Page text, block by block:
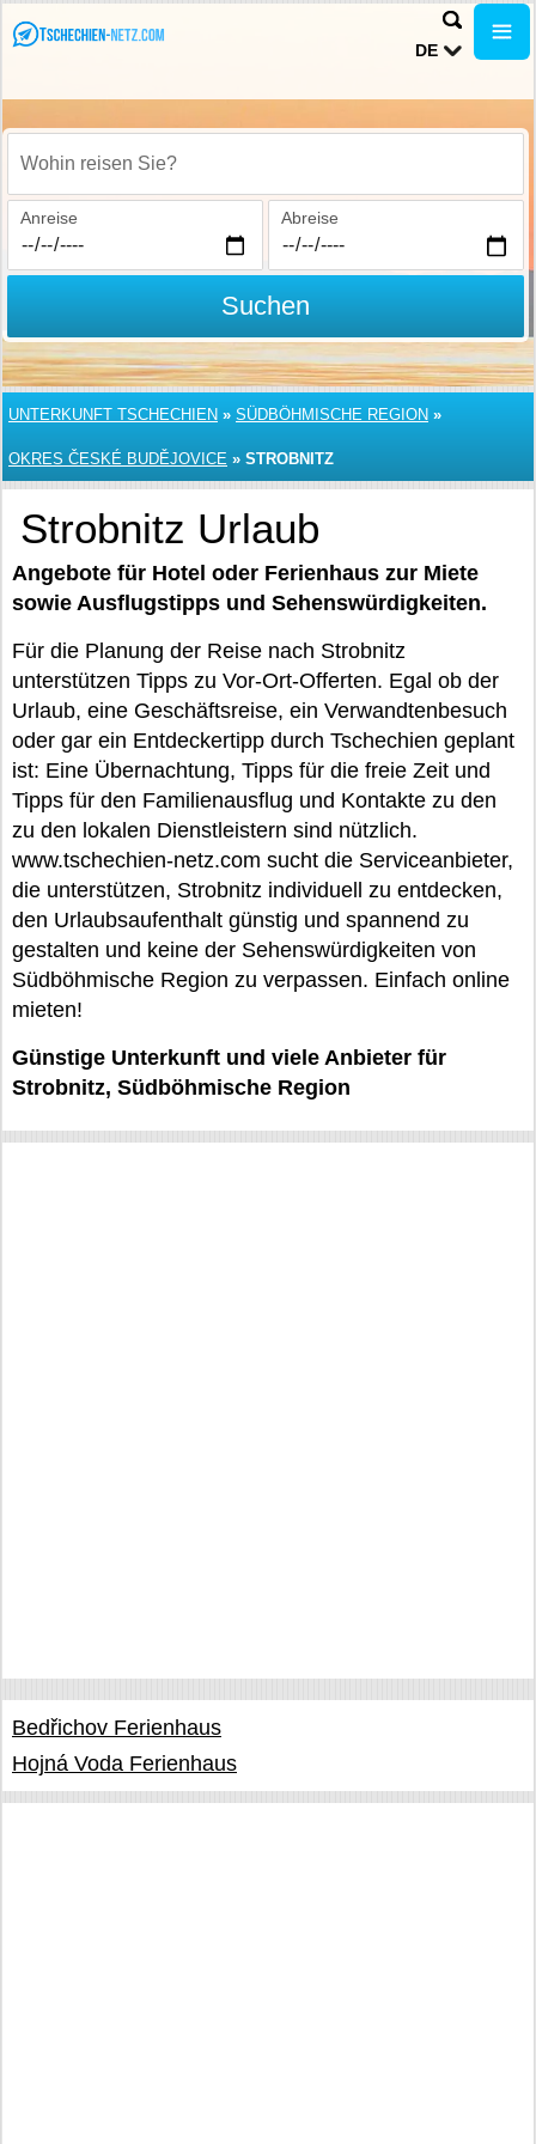
DE
Wohin reisen Sie?
Anreise Abreise
Suchen
UNTERKUNFT TSCHECHIEN » SÜDBÖHMISCHE REGION »
OKRES ČESKÉ BUDĚJOVICE » STROBNITZ
Strobnitz Urlaub
Angebote für Hotel oder Ferienhaus zur Miete
sowie Ausflugstipps und Sehenswürdigkeiten.
Für die Planung der Reise nach Strobnitz
unterstützen Tipps zu Vor-Ort-Offerten. Egal ob der
Urlaub, eine Geschäftsreise, ein Verwandtenbesuch
oder gar ein Entdeckertipp durch Tschechien geplant
ist: Eine Übernachtung, Tipps für die freie Zeit und
Tipps für den Familienausflug und Kontakte zu den
zu den lokalen Dienstleistern sind nützlich.
www.tschechien-netz.com sucht die Serviceanbieter,
die unterstützen, Strobnitz individuell zu entdecken,
den Urlaubsaufenthalt günstig und spannend zu
gestalten und keine der Sehenswürdigkeiten von
Südböhmische Region zu verpassen. Einfach online
mieten!
Günstige Unterkunft und viele Anbieter für
Strobnitz, Südböhmische Region
Bedřichov Ferienhaus
Hojná Voda Ferienhaus